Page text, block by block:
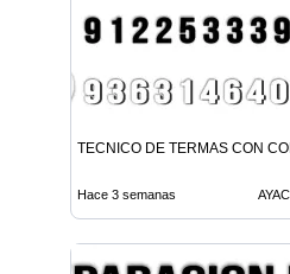
TECNICO DE TERMAS CON
Hace 3 semanas